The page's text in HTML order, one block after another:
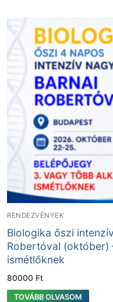
RENDEZVÉNYEK
Biologika őszi
Robertóval (október)
ismétlőknek
80000 Ft
TOVÁBB OLVASOM